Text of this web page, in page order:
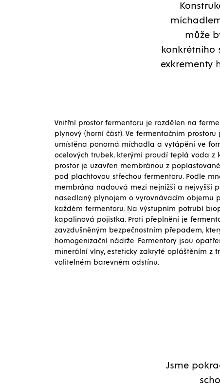
může
konkrétního
exkrementy
Vnitřní prostor fermentoru je rozdělen na
plynový (horní část). Ve fermentačním prostoru
umístěna ponorná míchadla a vytápění ve
ocelových trubek, kterými proudí teplá voda z
prostor je uzavřen membránou z
pod plachtovou střechou fermentoru. Podle
membrána nadouvá mezi nejnižší a nejvyšší
nasedlaný plynojem o vyrovnávacím objemu
každém fermentoru. Na výstupním potrubí
kapalinová pojistka. Proti přeplnění je
zavzdušněným bezpečnostním přepadem,
homogenizační nádrže. Fermentory jsou
minerální vlny, esteticky zakryté opláštěním z
volitelném barevném odstínu.
Jsme